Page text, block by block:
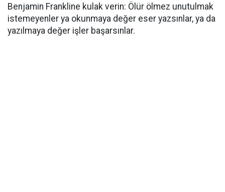
Benjamin Frankline kulak verin: Ölür ölmez unutulmak
istemeyenler ya okunmaya değer eser yazsınlar, ya da
yazılmaya değer işler başarsınlar.